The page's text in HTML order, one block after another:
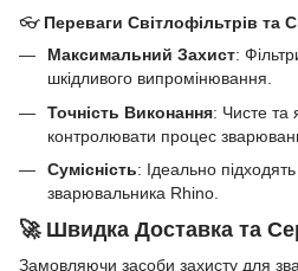
👓 Переваги Світлофільтрів та
Максимальний Захист:
шкідливого випромінювання.
Точність Виконання: Чисте та
контролювати процес
Сумісність: Ідеально
зварювальника Rhino.
🚀 Швидка Доставка та
Замовляючи засоби захисту для